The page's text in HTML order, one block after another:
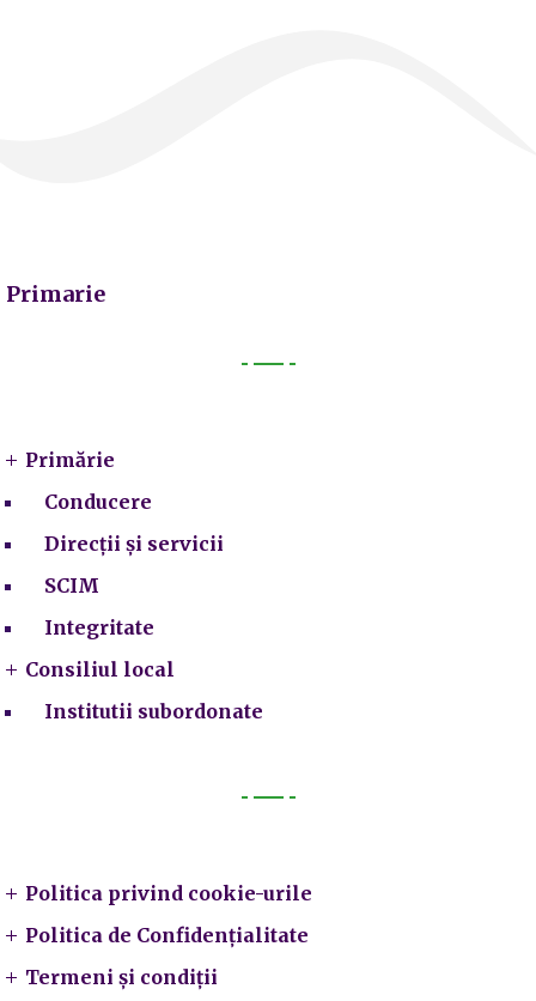
Primarie
Primărie
Conducere
Direcții și servicii
SCIM
Integritate
Consiliul local
Institutii subordonate
Politica privind cookie-urile
Politica de Confidențialitate
Termeni și condiții